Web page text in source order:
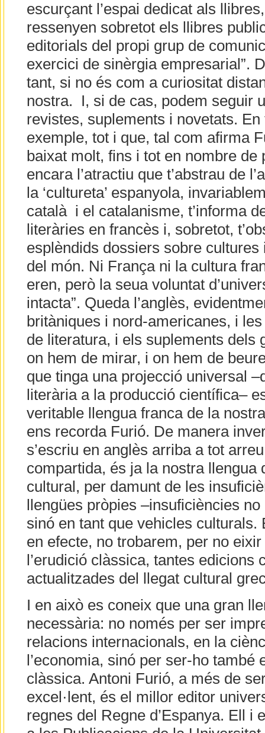
escurçant l’espai dedicat als
ressenyen sobretot els llibres
editorials del propi grup de
exercici de sinèrgia empresarial”.
tant, si no és com a curiositat
nostra. I, si de cas, podem seguir
revistes, suplements i novetats.
exemple, tot i que, tal com afirma
baixat molt, fins i tot en nombre de
encara l’atractiu que t’abstrau de
la ‘cultureta’ espanyola,
català i el catalanisme, t’informa
literàries en francès i, sobretot,
esplèndids dossiers sobre cultures
del món. Ni França ni la cultura
eren, però la seua voluntat
intacta”. Queda l’anglès,
britàniques i nord-americanes, i
de literatura, i els suplements dels
on hem de mirar, i on hem de
que tinga una projecció universal
literària a la producció científica–
veritable llengua franca de la
ens recorda Furió. De manera
s’escriu en anglès arriba a tot
compartida, és ja la nostra llengua
cultural, per damunt de les
llengües pròpies –insuficiències
sinó en tant que vehicles culturals.
en efecte, no trobarem, per no
l’erudició clàssica, tantes edicions
actualitzades del llegat cultural
I en això es coneix que una gran
necessària: no només per ser
relacions internacionals, en la
l’economia, sinó per ser-ho també
clàssica. Antoni Furió, a més de
excel·lent, és el millor editor
regnes del Regne d’Espanya. Ell i